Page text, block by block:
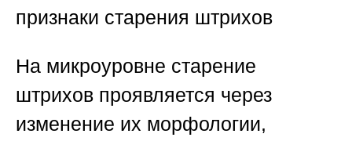
признаки старения штрихов
На микроуровне старение
штрихов проявляется через
изменение их морфологии,